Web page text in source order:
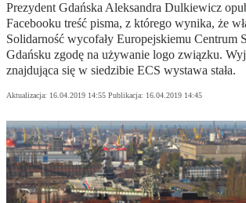
Prezydent Gdańska Aleksandra Dulkiewicz
Facebooku treść pisma, z którego wynika, że
Solidarność wycofały Europejskiemu Centrum
Gdańsku zgodę na używanie logo związku.
znajdująca się w siedzibie ECS wystawa stała.
Aktualizacja: 16.04.2019 14:55 Publikacja: 16.04.2019 14:45